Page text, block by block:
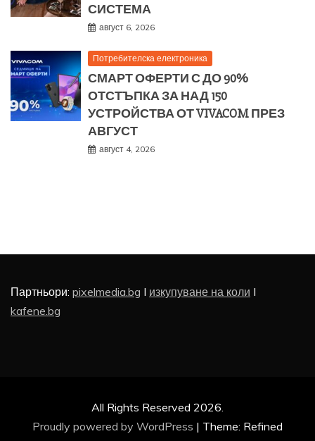
СИСТЕМА
август 6, 2026
Потребителска електроника
СМАРТ ОФЕРТИ С ДО 90%
ОТСТЪПКА ЗА НАД 150
УСТРОЙСТВА ОТ VIVACOM ПРЕЗ
АВГУСТ
август 4, 2026
Партньори: pixelmedia.bg I изкупуване на коли I
kafene.bg
All Rights Reserved 2026.
Proudly powered by WordPress | Theme: Refined